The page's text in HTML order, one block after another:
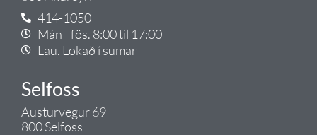
414-1050
Mán - fös. 8:00 til 17:00
Lau. Lokað í sumar
Selfoss
Austurvegur 69
800 Selfoss